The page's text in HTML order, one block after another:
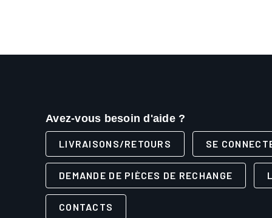
Avez-vous besoin d'aide ?
LIVRAISONS/RETOURS SE
DEMANDE DE PIÈCES DE RECHANGE
CONTACTS